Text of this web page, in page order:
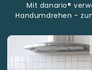
Mit danario®
Handumdrehen -